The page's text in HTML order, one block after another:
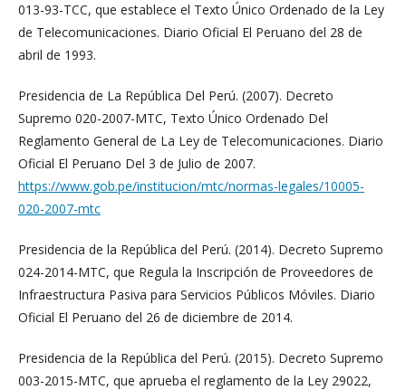
013-93-TCC, que establece el Texto Único Ordenado de la Ley
de Telecomunicaciones. Diario Oficial El Peruano del 28 de
abril de 1993.
Presidencia de La República Del Perú. (2007). Decreto
Supremo 020-2007-MTC, Texto Único Ordenado Del
Reglamento General de La Ley de Telecomunicaciones. Diario
Oficial El Peruano Del 3 de Julio de 2007.
https://www.gob.pe/institucion/mtc/normas-legales/10005-
020-2007-mtc
Presidencia de la República del Perú. (2014). Decreto Supremo
024-2014-MTC, que Regula la Inscripción de Proveedores de
Infraestructura Pasiva para Servicios Públicos Móviles. Diario
Oficial El Peruano del 26 de diciembre de 2014.
Presidencia de la República del Perú. (2015). Decreto Supremo
003-2015-MTC, que aprueba el reglamento de la Ley 29022,